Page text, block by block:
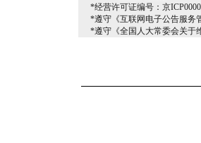
*经营许可证编号：京
*遵守《互联网电子公告服务
*遵守《全国人大常委会关于